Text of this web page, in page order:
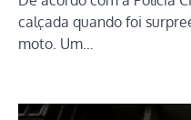
calçada quando foi
moto. Um…